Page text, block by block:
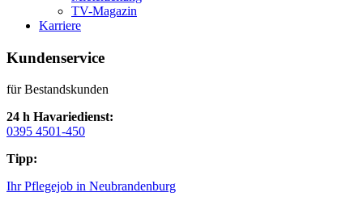
TV-Magazin
Karriere
Kundenservice
für Bestandskunden
24 h Havariedienst:
0395 4501-450
Tipp:
Ihr Pflegejob in Neubrandenburg